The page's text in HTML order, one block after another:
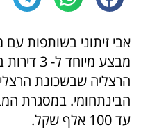
אבי זיתוני בשותפות עם
הרצליה שבשכונת
הבינתחומי. במסגרת
עד 100 אלף שקל.